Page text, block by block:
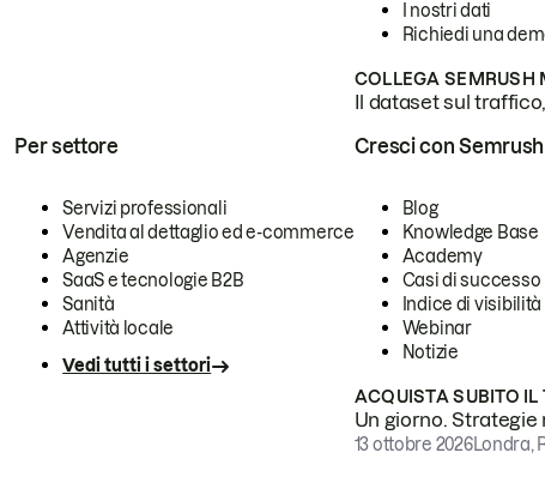
I nostri dati
Richiedi una
COLLEGA SEMRUSH
Il dataset sul
Per settore
Servizi professionali
Vendita al dettaglio ed e-commerce
Agenzie
SaaS e tecnologie B2B
Sanità
Attività locale
Vedi tutti i settori
Cresci con Semrush
Blog
Knowledge Base
Academy
Casi di successo
Indice di visibilità
Webinar
Notizie
ACQUISTA SUBITO IL
Un giorno.
13 ottobre 2026Londra,